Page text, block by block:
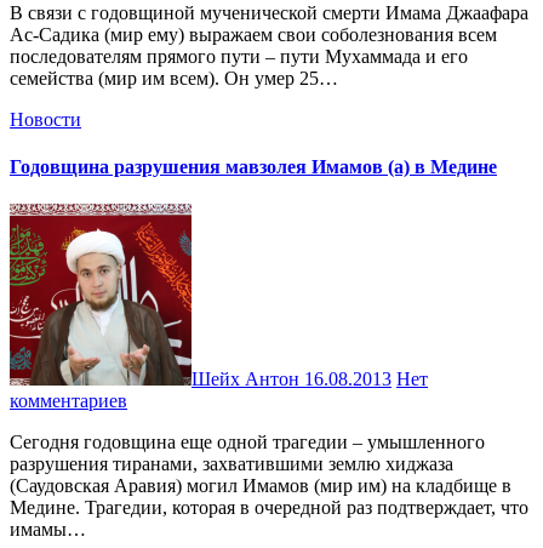
В связи с годовщиной мученической смерти Имама Джаафара
Ас-Садика (мир ему) выражаем свои соболезнования всем
последователям прямого пути – пути Мухаммада и его
семейства (мир им всем). Он умер 25…
Новости
Годовщина разрушения мавзолея Имамов (а) в Медине
Шейх Антон 16.08.2013 Нет
комментариев
Сегодня годовщина еще одной трагедии – умышленного
разрушения тиранами, захватившими землю хиджаза
(Саудовская Аравия) могил Имамов (мир им) на кладбище в
Медине. Трагедии, которая в очередной раз подтверждает, что
имамы…